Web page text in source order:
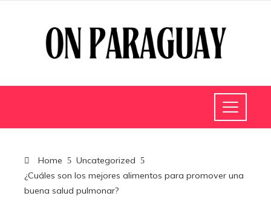
Home
Uncategorized
¿Cuáles son los mejores alimentos para promover una
buena salud pulmonar?